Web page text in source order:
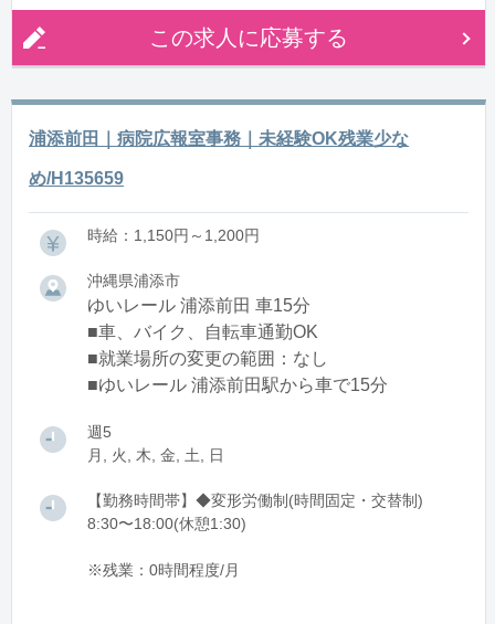
この求人に応募する
浦添前田｜病院広報室事務｜未経験OK残業少な
め/H135659
時給：1,150円～1,200円
沖縄県浦添市
ゆいレール 浦添前田 車15分
■車、バイク、自転車通勤OK
■就業場所の変更の範囲：なし
■ゆいレール 浦添前田駅から車で15分
週5
月, 火, 木, 金, 土, 日
【勤務時間帯】◆変形労働制(時間固定・交替制)
8:30〜18:00(休憩1:30)
※残業：0時間程度/月